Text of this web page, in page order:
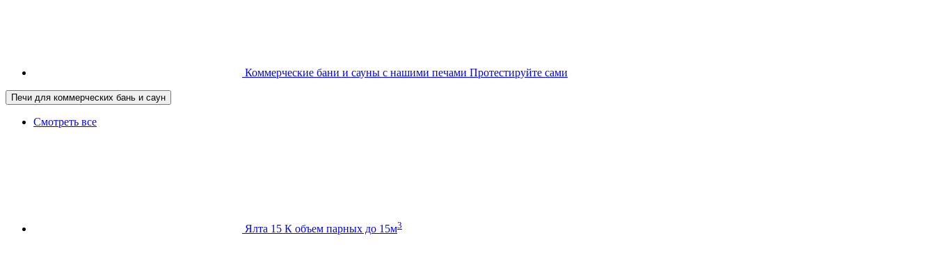
Коммерческие бани и сауны с нашими печами Протестируйте сами
Печи для коммерческих бань и саун
Смотреть все
Ялта 15 К объем парных до 15м3